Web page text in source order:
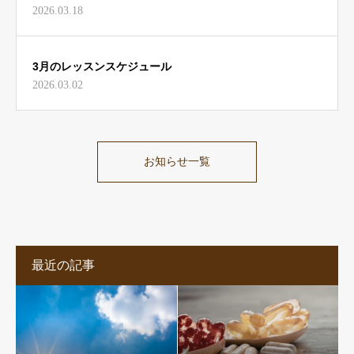
2026.03.18
3月のレッスンスケジュール
2026.03.02
お知らせ一覧
最近の記事